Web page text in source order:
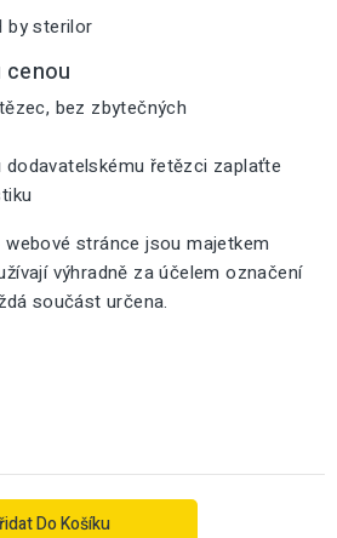
by sterilor
bez zbytečných
řetězci zaplaťte
stránce jsou majetkem
výhradně za účelem označení
součást určena.
Do Košíku